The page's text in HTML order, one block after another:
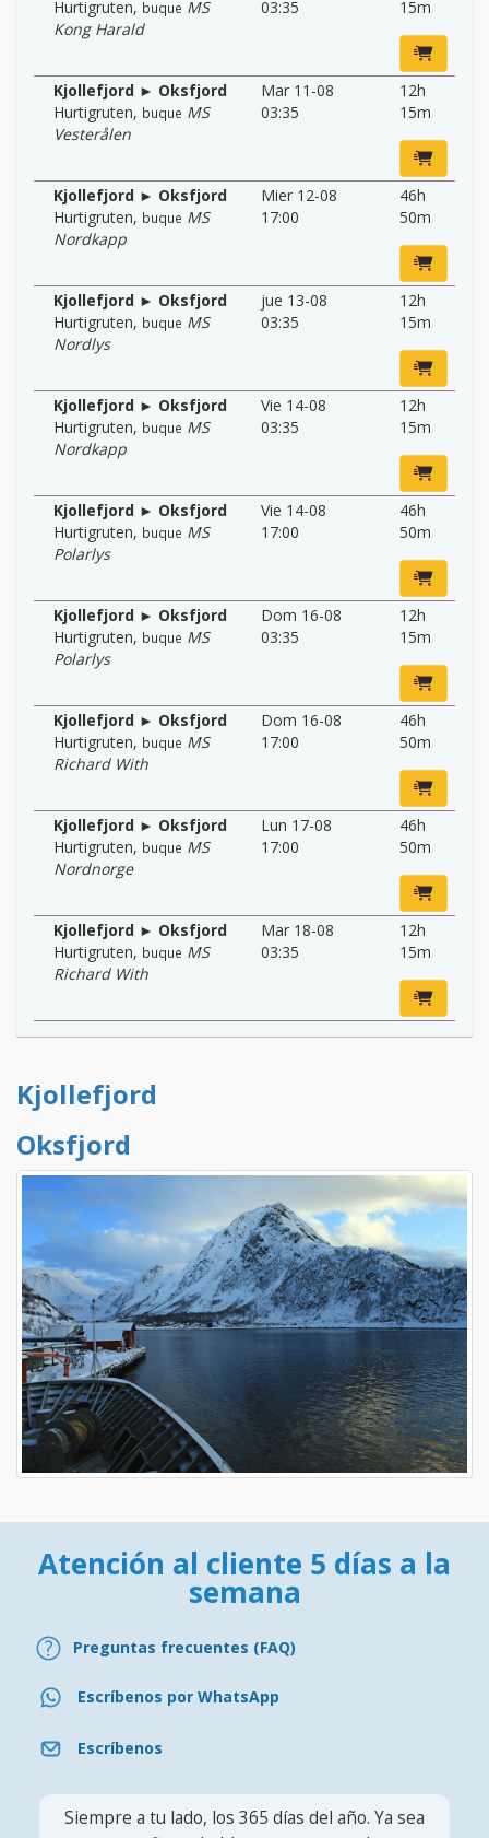
Hurtigruten, buque MS
Kong Harald
03:35
15m
Kjollefjord ► Oksfjord
Hurtigruten, buque MS
Vesterålen
Mar 11-08
03:35
12h
15m
Kjollefjord ► Oksfjord
Hurtigruten, buque MS
Nordkapp
Mier 12-08
17:00
46h
50m
Kjollefjord ► Oksfjord
Hurtigruten, buque MS
Nordlys
jue 13-08
03:35
12h
15m
Kjollefjord ► Oksfjord
Hurtigruten, buque MS
Nordkapp
Vie 14-08
03:35
12h
15m
Kjollefjord ► Oksfjord
Hurtigruten, buque MS
Polarlys
Vie 14-08
17:00
46h
50m
Kjollefjord ► Oksfjord
Hurtigruten, buque MS
Polarlys
Dom 16-08
03:35
12h
15m
Kjollefjord ► Oksfjord
Hurtigruten, buque MS
Richard With
Dom 16-08
17:00
46h
50m
Kjollefjord ► Oksfjord
Hurtigruten, buque MS
Nordnorge
Lun 17-08
17:00
46h
50m
Kjollefjord ► Oksfjord
Hurtigruten, buque MS
Richard With
Mar 18-08
03:35
12h
15m
Kjollefjord
Oksfjord
Atención al cliente 5 días a la
semana
Preguntas frecuentes (FAQ)
Escríbenos por WhatsApp
Escríbenos
Siempre a tu lado, los 365 días del año. Ya sea